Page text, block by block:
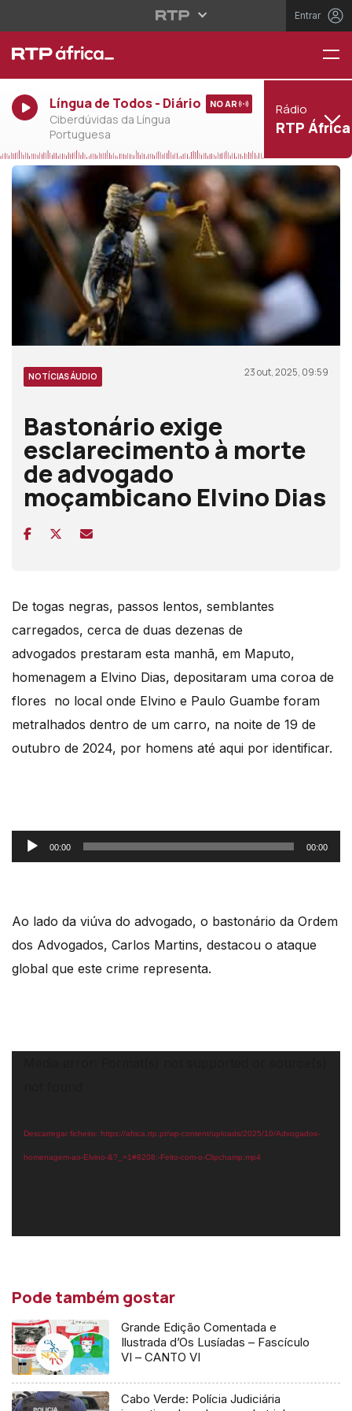
Entrar
Língua de Todos - Diário
Ciberdúvidas da Língua
Portuguesa
NO AR Rádio
RTP África
NOTÍCIAS ÁUDIO 23 out, 2025, 09:59
Bastonário exige
esclarecimento à morte
de advogado
moçambicano Elvino Dias
De togas negras, passos lentos, semblantes
carregados, cerca de duas dezenas de
advogados prestaram esta manhã, em Maputo,
homenagem a Elvino Dias, depositaram uma coroa de
flores no local onde Elvino e Paulo Guambe foram
metralhados dentro de um carro, na noite de 19 de
outubro de 2024, por homens até aqui por identificar.
Reprodutor
de
00:00 00:00
Ao lado da viúva do advogado, o bastonário da Ordem
dos Advogados, Carlos Martins, destacou o ataque
global que este crime representa.
Descarregar ficheiro: https://africa.rtp.pt/wp-content/uploads/2025/10/Advogados-
homenagem-ao-Elvino-&?_=1#8208;-Feito-com-o-Clipchamp.mp4
Pode também gostar
Grande Edição Comentada e
Ilustrada d’Os Lusíadas – Fascículo
VI – CANTO VI
Cabo Verde: Polícia Judiciária